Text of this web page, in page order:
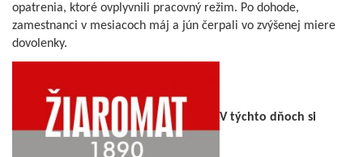
opatrenia, ktoré ovplyvnili pracovný režim. Po dohode,
zamestnanci v mesiacoch máj a jún čerpali vo zvýšenej miere
dovolenky.
V týchto dňoch si